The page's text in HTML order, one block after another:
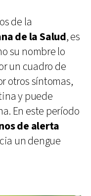
de la
de la Salud, es
su nombre lo
un cuadro de
otros síntomas,
y puede
En este período
de alerta
un dengue